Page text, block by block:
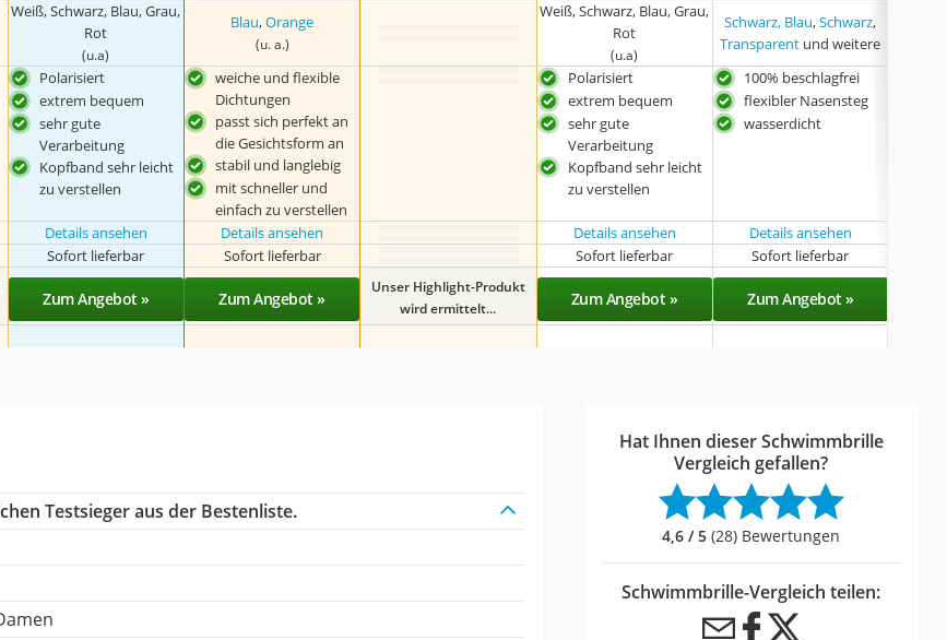
Weiß, Schwarz, Blau, Grau,
Rot
(u.a)
Blau,Orange
(u. a.)
Weiß, Schwarz, Blau, Grau,
Rot
(u.a)
Schwarz, Blau,Schwarz,
Transparent und weitere
Polarisiert
extrem bequem
sehr gute
Verarbeitung
Kopfband sehr leicht
zu verstellen
weiche und flexible
Dichtungen
passt sich perfekt an
die Gesichtsform an
stabil und langlebig
mit schneller und
einfach zu verstellen
Polarisiert
extrem bequem
sehr gute
Verarbeitung
Kopfband sehr leicht
zu verstellen
100% beschlagfrei
flexibler Nasensteg
wasserdicht
Details ansehen Details ansehen Details ansehen Details ansehen
Sofort lieferbar Sofort lieferbar Sofort lieferbar Sofort lieferbar
Zum Angebot » Zum Angebot »
Unser Highlight-Produkt
wird ermittelt...
Zum Angebot » Zum Angebot »
Testsieger aus der Bestenliste.
Hat Ihnen dieser Schwimmbrille
Vergleich gefallen?
4,6 / 5 (28) Bewertungen
Schwimmbrille-Vergleich teilen: